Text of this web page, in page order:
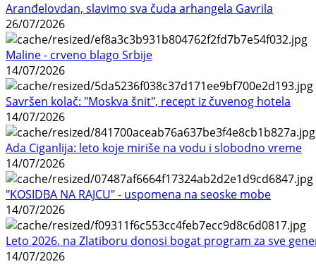
Aranđelovdan, slavimo sva čuda arhangela Gavrila
26/07/2026
Maline - crveno blago Srbije
14/07/2026
Savršen kolač: "Moskva šnit", recept iz čuvenog hotela
14/07/2026
Ada Ciganlija: leto koje miriše na vodu i slobodno vreme
14/07/2026
"KOSIDBA NA RAJCU" - uspomena na seoske mobe
14/07/2026
Leto 2026. na Zlatiboru donosi bogat program za sve
14/07/2026